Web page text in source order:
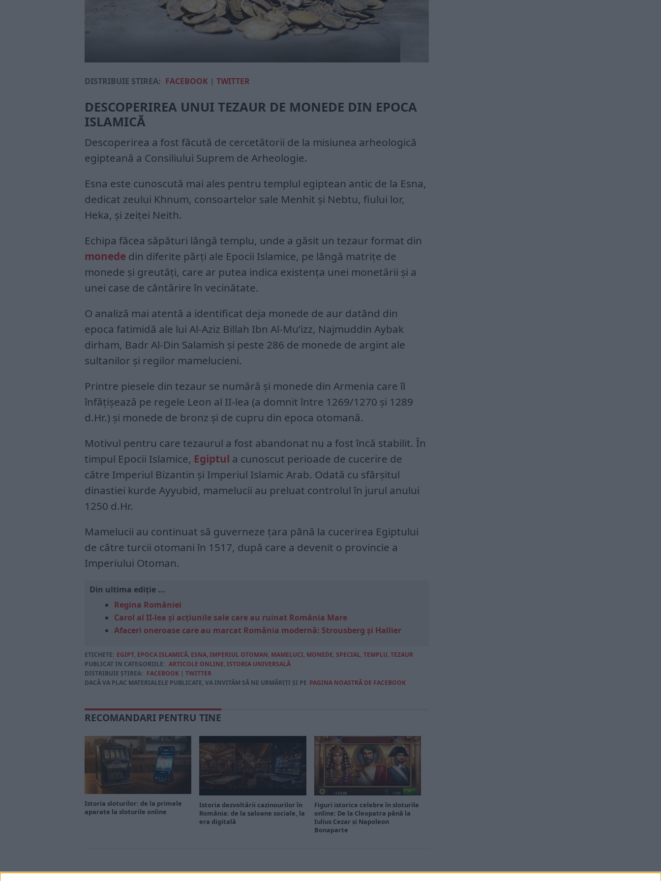
DISTRIBUIE ȘTIREA: FACEBOOK | TWITTER
DESCOPERIREA UNUI TEZAUR DE MONEDE DIN EPOCA
ISLAMICĂ
Descoperirea a fost făcută de cercetătorii de la misiunea arheologică
egipteană a Consiliului Suprem de Arheologie.
Esna este cunoscută mai ales pentru templul egiptean antic de la Esna,
dedicat zeului Khnum, consoartelor sale Menhit și Nebtu, fiului lor,
Heka, și zeiței Neith.
Echipa făcea săpături lângă templu, unde a găsit un tezaur format din
monede din diferite părți ale Epocii Islamice, pe lângă matrițe de
monede și greutăți, care ar putea indica existența unei monetării și a
unei case de cântărire în vecinătate.
O analiză mai atentă a identificat deja monede de aur datând din
epoca fatimidă ale lui Al-Aziz Billah Ibn Al-Mu’izz, Najmuddin Aybak
dirham, Badr Al-Din Salamish și peste 286 de monede de argint ale
sultanilor și regilor mamelucieni.
Printre piesele din tezaur se numără și monede din Armenia care îl
înfățișează pe regele Leon al II-lea (a domnit între 1269/1270 și 1289
d.Hr.) și monede de bronz și de cupru din epoca otomană.
Motivul pentru care tezaurul a fost abandonat nu a fost încă stabilit. În
timpul Epocii Islamice, Egiptul a cunoscut perioade de cucerire de
către Imperiul Bizantin și Imperiul Islamic Arab. Odată cu sfârșitul
dinastiei kurde Ayyubid, mamelucii au preluat controlul în jurul anului
1250 d.Hr.
Mamelucii au continuat să guverneze țara până la cucerirea Egiptului
de către turcii otomani în 1517, după care a devenit o provincie a
Imperiului Otoman.
Din ultima ediție ...
Regina României
Carol al II-lea și acțiunile sale care au ruinat România Mare
Afaceri oneroase care au marcat România modernă: Strousberg și Hallier
ETICHETE: EGIPT, EPOCA ISLAMICĂ, ESNA, IMPERIUL OTOMAN, MAMELUCI, MONEDE, SPECIAL, TEMPLU, TEZAUR
PUBLICAT IN CATEGORIILE: ARTICOLE ONLINE, ISTORIA UNIVERSALĂ
DISTRIBUIE ȘTIREA: FACEBOOK | TWITTER
DACĂ VA PLAC MATERIALELE PUBLICATE, VA INVITĂM SĂ NE URMĂRIȚI ȘI PE PAGINA NOASTRĂ DE FACEBOOK
RECOMANDARI PENTRU TINE
Istoria sloturilor: de la primele
aparate la sloturile online
Istoria dezvoltării cazinourilor în
România: de la saloane sociale, la
era digitală
Figuri istorice celebre în sloturile
online: De la Cleopatra până la
Iulius Cezar și Napoleon
Bonaparte